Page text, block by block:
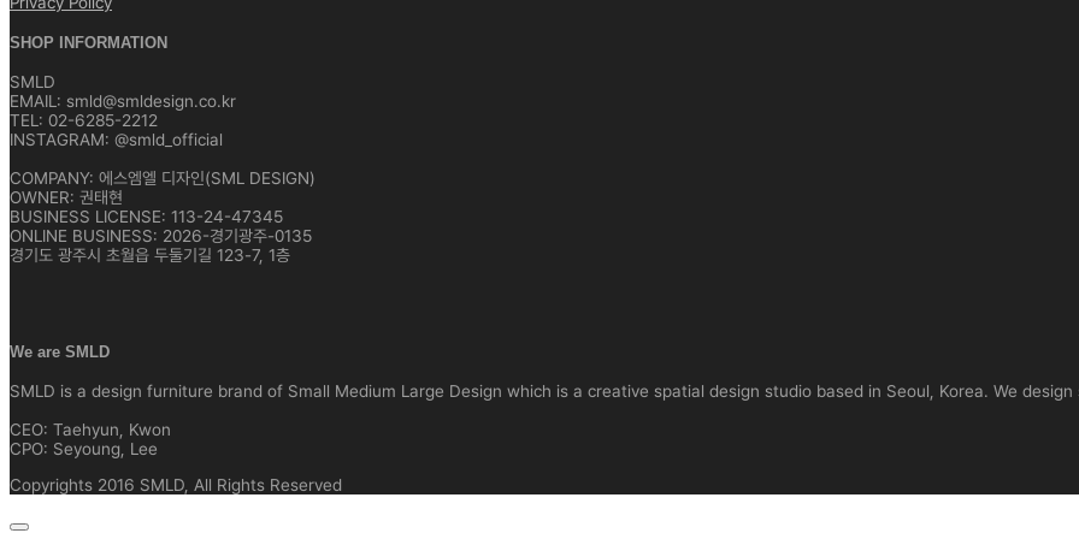
SHOP INFORMATION
SMLD
EMAIL: smld@smldesign.co.kr
TEL: 02-6285-2212
INSTAGRAM: @smld_official
COMPANY: 에스엠엘 디자인(SML DESIGN)
OWNER: 권태현
BUSINESS LICENSE: 113-24-47345
ONLINE BUSINESS: 2026-경기광주-0135
경기도 광주시 초월읍 두둘기길 123-7, 1층
We are SMLD
SMLD is a design furniture brand of Small Medium Large Design which is a creative spatial design studio based in Seoul, Korea. We
CEO: Taehyun, Kwon
CPO: Seyoung, Lee
Copyrights 2016 SMLD, All Rights Reserved